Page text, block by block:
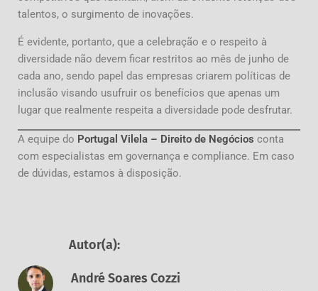
talentos, o surgimento de inovações.
É evidente, portanto, que a celebração e o respeito à
diversidade não devem ficar restritos ao mês de junho de
cada ano, sendo papel das empresas criarem políticas de
inclusão visando usufruir os benefícios que apenas um
lugar que realmente respeita a diversidade pode desfrutar.
A equipe do Portugal Vilela – Direito de Negócios conta
com especialistas em governança e compliance. Em caso
de dúvidas, estamos à disposição.
Autor(a):
André Soares Cozzi